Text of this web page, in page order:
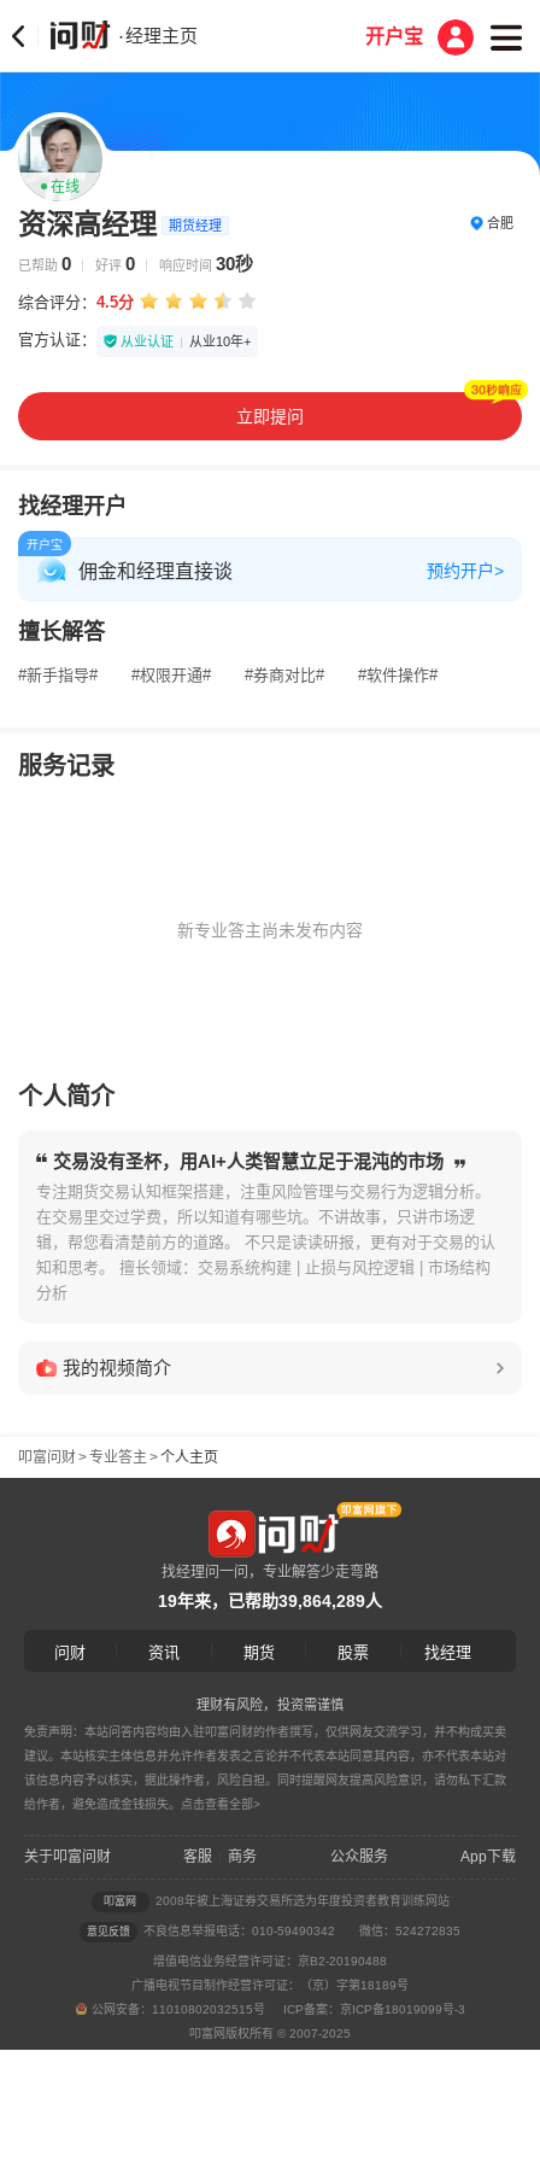
·经理主页 开户宝
在线
资深高经理 期货经理 合肥
已帮助 0 好评 0 响应时间 30秒
综合评分： 4.5分
官方认证： 从业认证 从业10年+
立即提问
找经理开户
开户宝
佣金和经理直接谈 预约开户>
擅长解答
#新手指导# #权限开通# #券商对比# #软件操作#
服务记录
新专业答主尚未发布内容
个人简介
交易没有圣杯，用AI+人类智慧立足于混沌的市场
专注期货交易认知框架搭建，注重风险管理与交易行为逻辑分析。
在交易里交过学费，所以知道有哪些坑。不讲故事，只讲市场逻
辑，帮您看清楚前方的道路。 不只是读读研报，更有对于交易的认
知和思考。 擅长领域：交易系统构建 | 止损与风控逻辑 | 市场结构
分析
我的视频简介
叩富问财>专业答主 >个人主页
找经理问一问，专业解答少走弯路
19年来，已帮助39,864,289人
问财 资讯 期货 股票 找经理
理财有风险，投资需谨慎
免责声明：本站问答内容均由入驻叩富问财的作者撰写，仅供网友交流学习，并不构成买卖
建议。本站核实主体信息并允许作者发表之言论并不代表本站同意其内容，亦不代表本站对
该信息内容予以核实，据此操作者，风险自担。同时提醒网友提高风险意识，请勿私下汇款
给作者，避免造成金钱损失。 点击查看全部>
关于叩富问财 客服 商务 公众服务 App下载
叩富网 2008年被上海证券交易所选为年度投资者教育训练网站
意见反馈 不良信息举报电话：010-59490342 微信：524272835
增值电信业务经营许可证：京B2-20190488
广播电视节目制作经营许可证：（京）字第18189号
公网安备：11010802032515号 ICP备案：京ICP备18019099号-3
叩富网版权所有 © 2007-2025